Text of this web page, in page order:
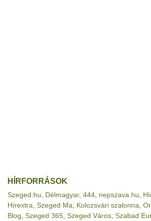
HÍRFORRÁSOK
Szeged.hu Délmagyar, 444 nepszava.hu
Hírextra Szeged Ma Kolozsvári szalonna
Blog Szeged 365 Szeged Város Szabad